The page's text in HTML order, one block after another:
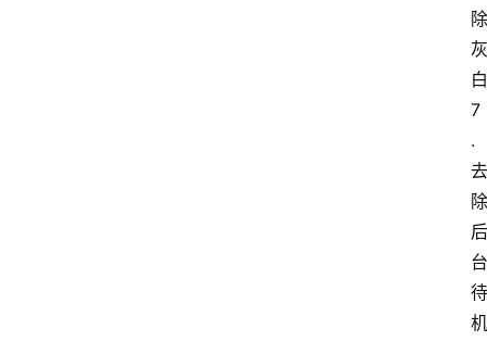
除
灰
白
7
.
去
除
后
台
待
机